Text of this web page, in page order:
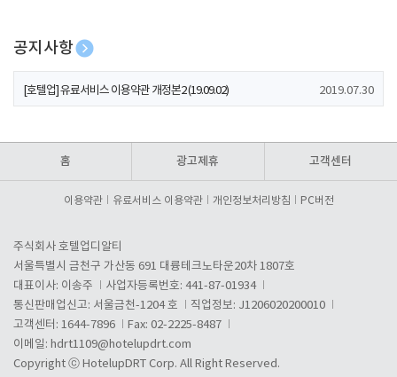
공지사항
[호텔업] 개인정보 처리방침 개정본1 (19.09.02)
[호텔업] 유료서비스 이용약관 개정본2 (19.09.02) 2019.07.30
홈 광고제휴 고객센터
이용약관 유료서비스 이용약관 개인정보처리방침 PC버전
주식회사 호텔업디알티
서울특별시 금천구 가산동 691 대륭테크노타운20차 1807호
대표이사: 이송주
사업자등록번호: 441-87-01934
통신판매업신고: 서울금천-1204 호
직업정보: J1206020200010
고객센터: 1644-7896
Fax: 02-2225-8487
이메일: hdrt1109@hotelupdrt.com
Copyright ⓒ HotelupDRT Corp. All Right Reserved.